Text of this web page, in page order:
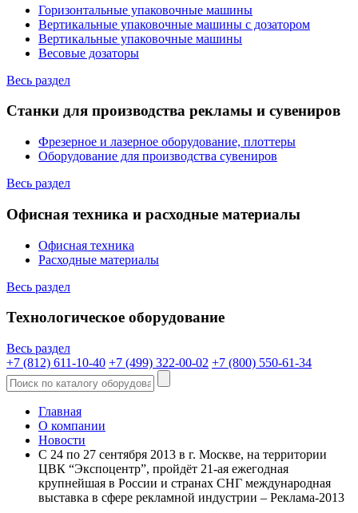
Горизонтальные упаковочные машины
Вертикальные упаковочные машины с дозатором
Вертикальные упаковочные машины
Весовые дозаторы
Весь раздел
Станки для производства рекламы и сувениров
Фрезерное и лазерное оборудование, плоттеры
Оборудование для производства сувениров
Весь раздел
Офисная техника и расходные материалы
Офисная техника
Расходные материалы
Весь раздел
Технологическое оборудование
Весь раздел
+7 (812) 611-10-40 +7 (499) 322-00-02 +7 (800) 550-61-34
Главная
О компании
Новости
С 24 по 27 сентября 2013 в г. Москве, на территории
ЦВК “Экспоцентр”, пройдёт 21-ая ежегодная
крупнейшая в России и странах СНГ международная
выставка в сфере рекламной индустрии – Реклама-2013